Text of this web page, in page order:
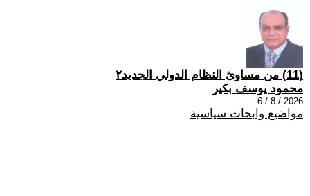
(11) من مساوئ النظام الدولي الجديد٢
محمود يوسف بكير
2026 / 8 / 6
مواضيع وابحاث سياسية